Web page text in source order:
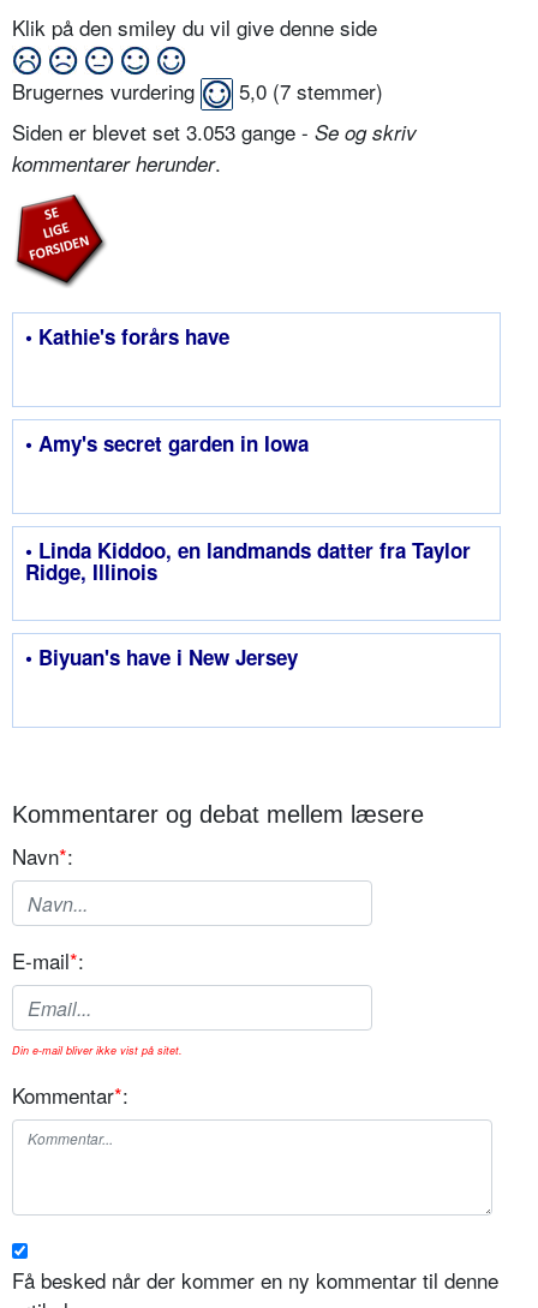
Klik på den smiley du vil give denne side
Brugernes vurdering 5,0 (7 stemmer)
Siden er blevet set 3.053 gange - Se og skriv
kommentarer herunder.
• Kathie's forårs have
• Amy's secret garden in Iowa
• Linda Kiddoo, en landmands datter fra Taylor
Ridge, Illinois
• Biyuan's have i New Jersey
Kommentarer og debat mellem læsere
Navn*:
E-mail*:
Din e-mail bliver ikke vist på sitet.
Kommentar*:
Få besked når der kommer en ny kommentar til denne